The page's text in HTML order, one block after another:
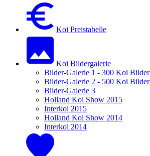
Koi Preistabelle
Koi Bildergalerie
Bilder-Galerie 1 - 300 Koi Bilder
Bilder-Galerie 2 - 500 Koi Bilder
Bilder-Galerie 3
Holland Koi Show 2015
Interkoi 2015
Holland Koi Show 2014
Interkoi 2014